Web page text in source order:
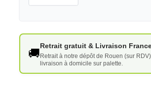
🚚
Retrait gratuit & Livraison
Retrait à notre dépôt de Rouen (sur
livraison à domicile sur palette.